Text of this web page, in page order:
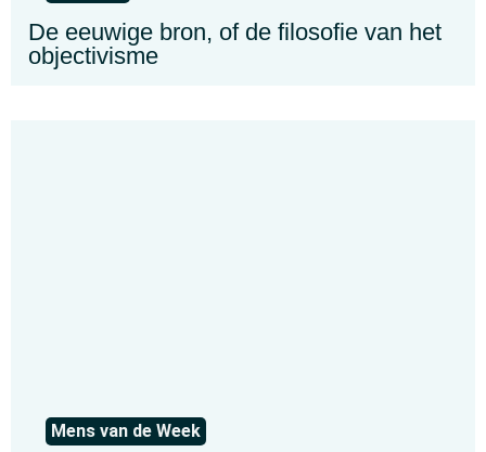
De eeuwige bron, of de filosofie van het
objectivisme
Mens van de Week